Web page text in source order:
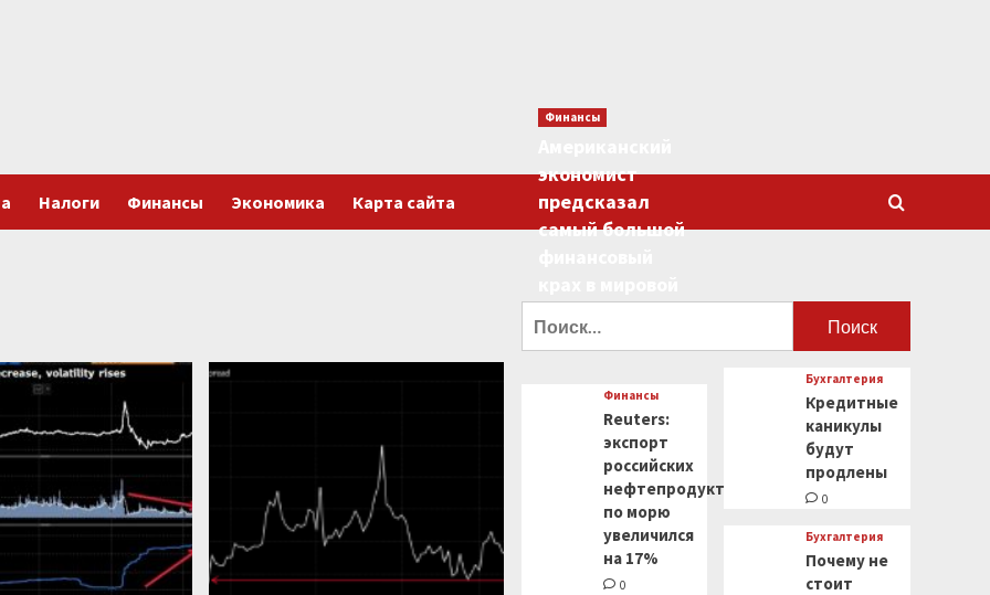
Налоги Финансы Экономика Карта сайта
Финансы
экономист
предсказал
самый большой
Финансы
Reuters:
экспорт
российских
нефтепродуктов
по морю
увеличился
на 17%
0
Бухгалтерия
Кредитные
каникулы
будут
продлены
0
Бухгалтерия
Почему не
стоит